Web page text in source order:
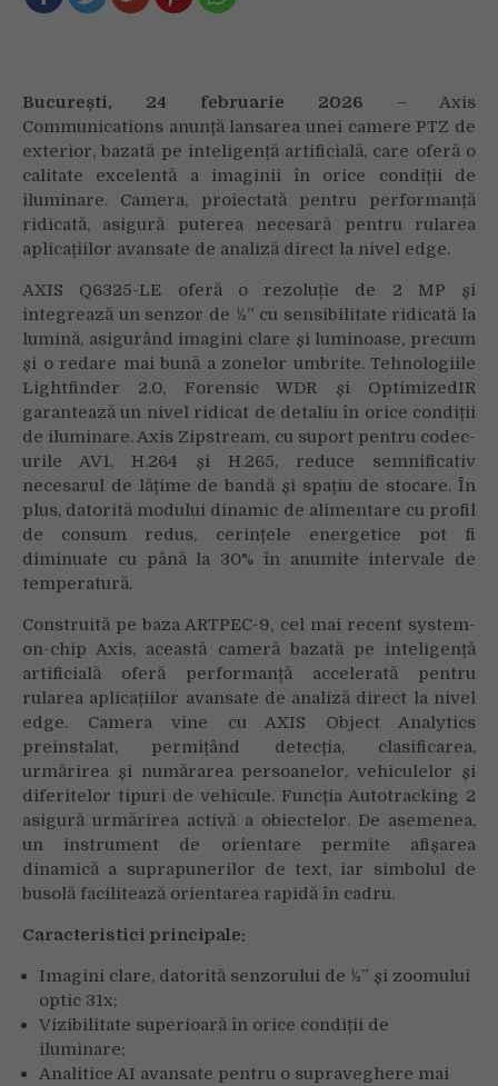
vedere
al
costurilor,
care
oferă
calitate
excelentă
imaginii
București, 24 februarie 2026 – Axis
Communications anunță lansarea unei camere PTZ de
exterior, bazată pe inteligență artificială, care oferă o
calitate excelentă a imaginii în orice condiții de
iluminare. Camera, proiectată pentru performanță
ridicată, asigură puterea necesară pentru rularea
aplicațiilor avansate de analiză direct la nivel edge.
AXIS Q6325-LE oferă o rezoluție de 2 MP și
integrează un senzor de ½” cu sensibilitate ridicată la
lumină, asigurând imagini clare și luminoase, precum
și o redare mai bună a zonelor umbrite. Tehnologiile
Lightfinder 2.0, Forensic WDR și OptimizedIR
garantează un nivel ridicat de detaliu în orice condiții
de iluminare. Axis Zipstream, cu suport pentru codec-
urile AV1, H.264 și H.265, reduce semnificativ
necesarul de lățime de bandă și spațiu de stocare. În
plus, datorită modului dinamic de alimentare cu profil
de consum redus, cerințele energetice pot fi
diminuate cu până la 30% în anumite intervale de
temperatură.
Construită pe baza ARTPEC-9, cel mai recent system-
on-chip Axis, această cameră bazată pe inteligență
artificială oferă performanță accelerată pentru
rularea aplicațiilor avansate de analiză direct la nivel
edge. Camera vine cu AXIS Object Analytics
preinstalat, permițând detecția, clasificarea,
urmărirea și numărarea persoanelor, vehiculelor și
diferitelor tipuri de vehicule. Funcția Autotracking 2
asigură urmărirea activă a obiectelor. De asemenea,
un instrument de orientare permite afișarea
dinamică a suprapunerilor de text, iar simbolul de
busolă facilitează orientarea rapidă în cadru.
Caracteristici principale:
Imagini clare, datorită senzorului de ½” și zoomului
optic 31x;
Vizibilitate superioară în orice condiții de
iluminare;
Analitice AI avansate pentru o supraveghere mai